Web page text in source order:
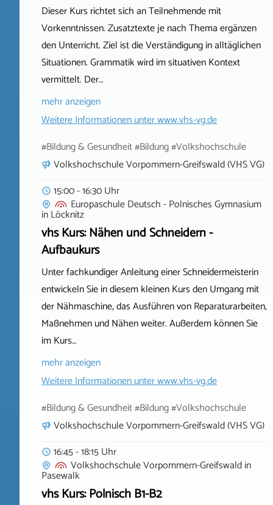
Dieser Kurs richtet sich an Teilnehmende mit
Vorkenntnissen. Zusatztexte je nach Thema ergänzen
den Unterricht. Ziel ist die Verständigung in alltäglichen
Situationen. Grammatik wird im situativen Kontext
vermittelt. Der…
mehr anzeigen
Weitere Informationen unterwww.vhs-vg.de
#Bildung & Gesundheit #Bildung #Volkshochschule
Volkshochschule Vorpommern-Greifswald (VHS VG)
15:00 - 16:30 Uhr
Europaschule Deutsch - Polnisches Gymnasium
inLöcknitz
vhs Kurs: Nähen und Schneidern -
Aufbaukurs
Unter fachkundiger Anleitung einer Schneidermeisterin
entwickeln Sie in diesem kleinen Kurs den Umgang mit
der Nähmaschine, das Ausführen von Reparaturarbeiten,
Maßnehmen und Nähen weiter. Außerdem können Sie
im Kurs…
mehr anzeigen
Weitere Informationen unterwww.vhs-vg.de
#Bildung & Gesundheit #Bildung #Volkshochschule
Volkshochschule Vorpommern-Greifswald (VHS VG)
16:45 - 18:15 Uhr
Volkshochschule Vorpommern-Greifswaldin
Pasewalk
vhs Kurs: Polnisch B1-B2